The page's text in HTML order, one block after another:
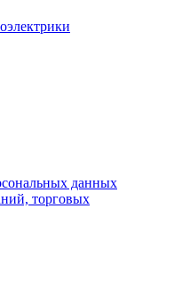
данных
торговых